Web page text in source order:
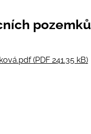
pozemků
(PDF 241.35 kB)